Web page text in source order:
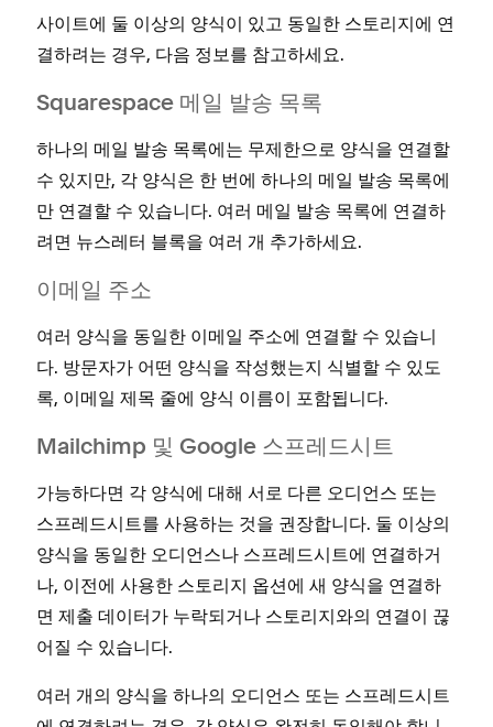
사이트에 둘 이상의 양식이 있고 동일한 스토리지에 연
결하려는 경우, 다음 정보를 참고하세요.
Squarespace 메일 발송 목록
하나의 메일 발송 목록에는 무제한으로 양식을 연결할
수 있지만, 각 양식은 한 번에 하나의 메일 발송 목록에
만 연결할 수 있습니다. 여러 메일 발송 목록에 연결하
려면 뉴스레터 블록을 여러 개 추가하세요.
이메일 주소
여러 양식을 동일한 이메일 주소에 연결할 수 있습니
다. 방문자가 어떤 양식을 작성했는지 식별할 수 있도
록, 이메일 제목 줄에 양식 이름이 포함됩니다.
Mailchimp 및 Google 스프레드시트
가능하다면 각 양식에 대해 서로 다른 오디언스 또는
스프레드시트를 사용하는 것을 권장합니다. 둘 이상의
양식을 동일한 오디언스나 스프레드시트에 연결하거
나, 이전에 사용한 스토리지 옵션에 새 양식을 연결하
면 제출 데이터가 누락되거나 스토리지와의 연결이 끊
어질 수 있습니다.
여러 개의 양식을 하나의 오디언스 또는 스프레드시트